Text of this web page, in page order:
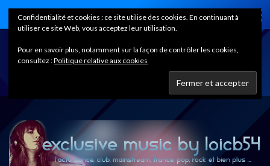
Home
Confidentialité et cookies : ce site utilise des cookies. En continuant à
utiliser ce site Web, vous acceptez leur utilisation.
Pour en savoir plus, notamment sur la façon de contrôler les cookies,
consultez :Politique relative aux cookies